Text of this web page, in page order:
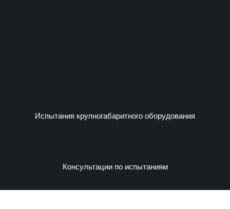
Испытания крупногабаритного оборудования
Консультации по испытаниям